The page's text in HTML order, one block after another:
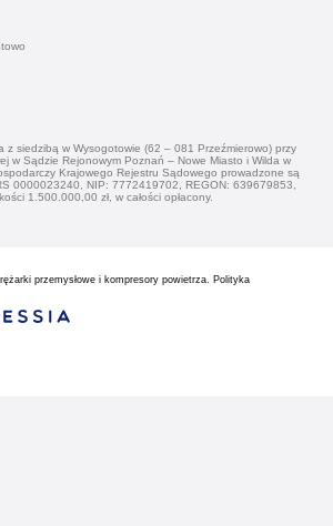
z siedzibą w Wysogotowie (62 – 081 Przeźmierowo) przy
w Sądzie Rejonowym Poznań – Nowe Miasto i Wilda w
Krajowego Rejestru Sądowego prowadzone są
0000023240, NIP: 7772419702, REGON: 639679853,
1.500.000,00 zł, w całości opłacony.
przemysłowe i kompresory powietrza. Polityka